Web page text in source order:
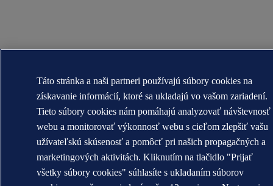
Táto stránka a naši partneri používajú súbory cookies na
získavanie informácií, ktoré sa ukladajú vo vašom zariadení.
Tieto súbory cookies nám pomáhajú analyzovať návštevnosť
webu a monitorovať výkonnosť webu s cieľom zlepšiť vašu
užívateľskú skúsenosť a pomôcť pri našich propagačných a
marketingových aktivitách. Kliknutím na tlačidlo "Prijať
všetky súbory cookies" súhlasíte s ukladaním súborov